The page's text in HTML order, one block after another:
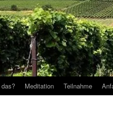
Meditation Teilnahme